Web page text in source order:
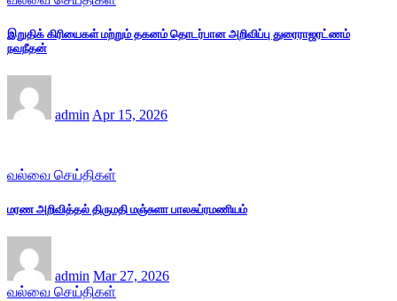
இறுதிக் கிரியைகள் மற்றும் தகனம் தொடர்பான அறிவிப்பு துரைராஜரட்ணம்
நவநீதன்
admin Apr 15, 2026
வல்வை செய்திகள்
மரண அறிவித்தல் திருமதி மஞ்சுளா பாலசுப்ரமணியம்
admin Mar 27, 2026
வல்வை செய்திகள்